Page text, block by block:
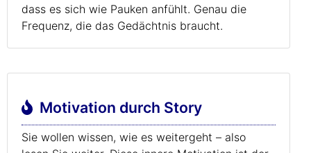
dass es sich wie Pauken anfühlt. Genau die
Frequenz, die das Gedächtnis braucht.
Motivation durch Story
Sie wollen wissen, wie es weitergeht – also